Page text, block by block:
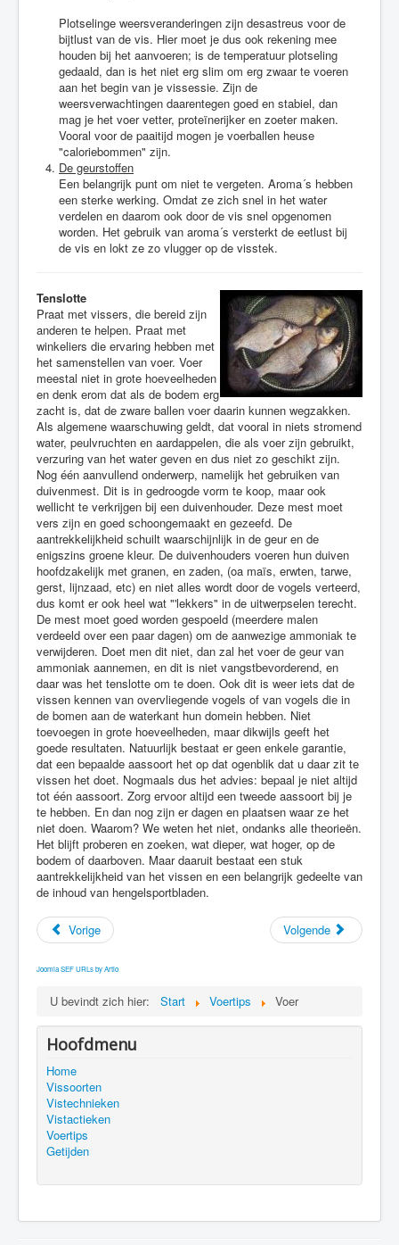
Plotselinge weersveranderingen zijn desastreus voor de
bijtlust van de vis. Hier moet je dus ook rekening mee
houden bij het aanvoeren; is de temperatuur plotseling
gedaald, dan is het niet erg slim om erg zwaar te voeren
aan het begin van je vissessie. Zijn de
weersverwachtingen daarentegen goed en stabiel, dan
mag je het voer vetter, proteïnerijker en zoeter maken.
Vooral voor de paaitijd mogen je voerballen heuse
"caloriebommen" zijn.
De geurstoffen
Een belangrijk punt om niet te vergeten. Aroma´s hebben
een sterke werking. Omdat ze zich snel in het water
verdelen en daarom ook door de vis snel opgenomen
worden. Het gebruik van aroma´s versterkt de eetlust bij
de vis en lokt ze zo vlugger op de visstek.
Tenslotte
Praat met vissers, die bereid zijn
anderen te helpen. Praat met
winkeliers die ervaring hebben met
het samenstellen van voer. Voer
meestal niet in grote hoeveelheden
en denk erom dat als de bodem erg
zacht is, dat de zware ballen voer daarin kunnen wegzakken.
Als algemene waarschuwing geldt, dat vooral in niets stromend
water, peulvruchten en aardappelen, die als voer zijn gebruikt,
verzuring van het water geven en dus niet zo geschikt zijn.
Nog één aanvullend onderwerp, namelijk het gebruiken van
duivenmest. Dit is in gedroogde vorm te koop, maar ook
wellicht te verkrijgen bij een duivenhouder. Deze mest moet
vers zijn en goed schoongemaakt en gezeefd. De
aantrekkelijkheid schuilt waarschijnlijk in de geur en de
enigszins groene kleur. De duivenhouders voeren hun duiven
hoofdzakelijk met granen, en zaden, (oa maïs, erwten, tarwe,
gerst, lijnzaad, etc) en niet alles wordt door de vogels verteerd,
dus komt er ook heel wat "'lekkers" in de uitwerpselen terecht.
De mest moet goed worden gespoeld (meerdere malen
verdeeld over een paar dagen) om de aanwezige ammoniak te
verwijderen. Doet men dit niet, dan zal het voer de geur van
ammoniak aannemen, en dit is niet vangstbevorderend, en
daar was het tenslotte om te doen. Ook dit is weer iets dat de
vissen kennen van overvliegende vogels of van vogels die in
de bomen aan de waterkant hun domein hebben. Niet
toevoegen in grote hoeveelheden, maar dikwijls geeft het
goede resultaten. Natuurlijk bestaat er geen enkele garantie,
dat een bepaalde aassoort het op dat ogenblik dat u daar zit te
vissen het doet. Nogmaals dus het advies: bepaal je niet altijd
tot één aassoort. Zorg ervoor altijd een tweede aassoort bij je
te hebben. En dan nog zijn er dagen en plaatsen waar ze het
niet doen. Waarom? We weten het niet, ondanks alle theorieën.
Het blijft proberen en zoeken, wat dieper, wat hoger, op de
bodem of daarboven. Maar daaruit bestaat een stuk
aantrekkelijkheid van het vissen en een belangrijk gedeelte van
de inhoud van hengelsportbladen.
Vorige Volgende
Joomla SEF URLs by Artio
U bevindt zich hier: Start Voertips Voer
Hoofdmenu
Home
Vissoorten
Vistechnieken
Vistactieken
Voertips
Getijden